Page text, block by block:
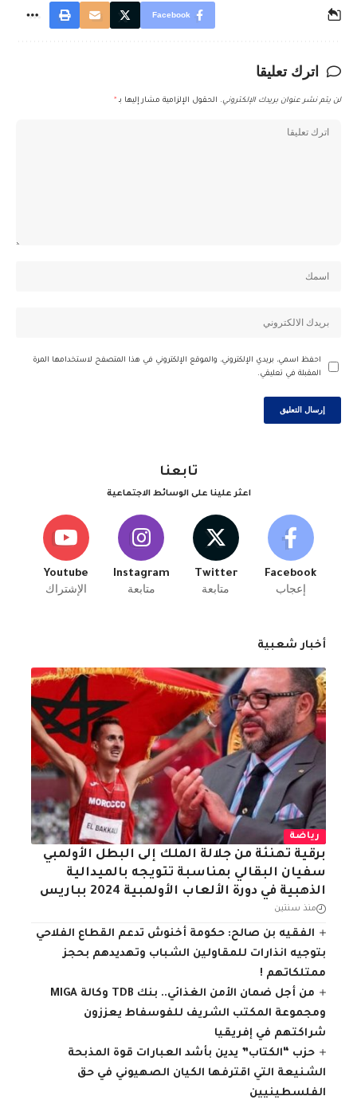
Facebook
اترك تعليقا
لن يتم نشر عنوان بريدك الإلكتروني. الحقول الإلزامية مشار إليها بـ *
احفظ اسمي، بريدي الإلكتروني، والموقع الإلكتروني في هذا المتصفح لاستخدامها المرة
المقبلة في تعليقي.
تابعنا
اعثر علينا على الوسائط الاجتماعية
Facebook
إعجاب
Twitter
متابعة
Instagram
متابعة
Youtube
الإشتراك
أخبار شعبية
رياضة
برقية تهنئة من جلالة الملك إلى البطل الأولمبي
سفيان البقالي بمناسبة تتويجه بالميدالية
الذهبية في دورة الألعاب الأولمبية 2024 بباريس
منذ سنتين
الفقيه بن صالح: حكومة أخنوش تدعم القطاع الفلاحي
بتوجيه انذارات للمقاولين الشباب وتهديدهم بحجز
ممتلكاتهم !
من أجل ضمان الأمن الغذائي.. بنك TDB وكالة MIGA
ومجموعة المكتب الشريف للفوسفاط يعززون
شراكتهم في إفريقيا
حزب “الكتاب” يدين بأشد العبارات قوة المذبحة
الشنيعة التي اقترفها الكيان الصهيوني في حق
الفلسطينيين